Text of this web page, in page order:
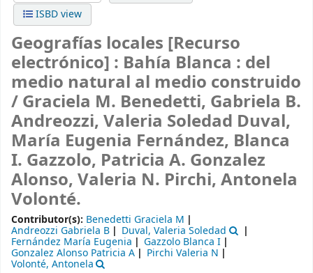
ISBD view
Geografías locales [Recurso
electrónico] : Bahía Blanca : del
medio natural al medio construido
/Graciela M. Benedetti, Gabriela B.
Andreozzi, Valeria Soledad Duval,
María Eugenia Fernández, Blanca
I. Gazzolo, Patricia A. Gonzalez
Alonso, Valeria N. Pirchi, Antonela
Volonté.
Contributor(s): Benedetti Graciela M
Andreozzi Gabriela B Duval, Valeria Soledad
Fernández María Eugenia Gazzolo Blanca I
Gonzalez Alonso Patricia A Pirchi Valeria N
Volonté, Antonela